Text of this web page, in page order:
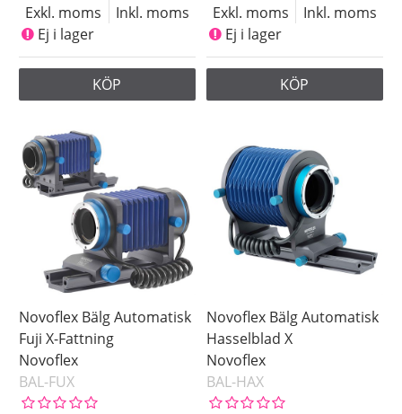
Exkl. moms
Inkl. moms
Ej i lager
KÖP
Exkl. moms
Inkl. moms
Ej i lager
KÖP
Novoflex Bälg Automatisk
Fuji X-Fattning
Novoflex
BAL-FUX
Novoflex Bälg Automatisk
Hasselblad X
Novoflex
BAL-HAX